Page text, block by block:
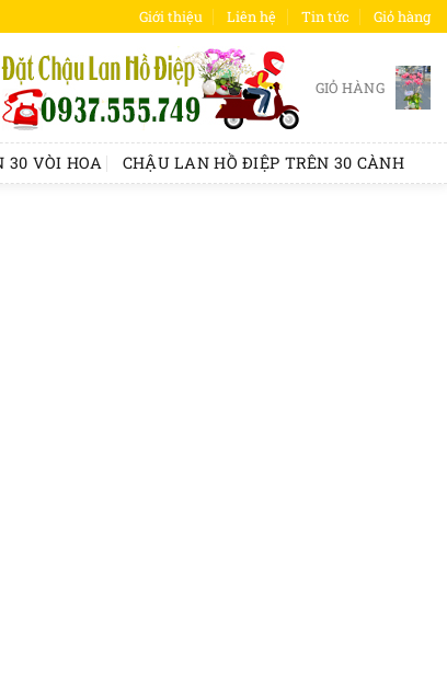
Giới thiệu Liên hệ Tin tức Giỏ hàng
GIỎ HÀNG
30 VÒI HOA CHẬU LAN HỒ ĐIỆP TRÊN 30 CÀNH